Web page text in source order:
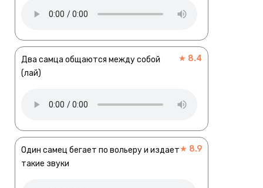
Два самца общаются между собой
(лай)
★ 8.4
Один самец бегает по вольеру и издает
такие звуки
★ 8.9